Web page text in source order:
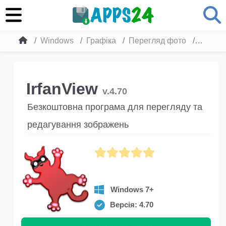
Windows Графіка Перегляд фото
IrfanView v.4.70
Безкоштовна програма для перегляду та
редагування зображень
Windows 7+
Версія: 4.70